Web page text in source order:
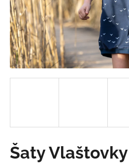
Šaty Vlaštovky
a
j
í
t
?
D